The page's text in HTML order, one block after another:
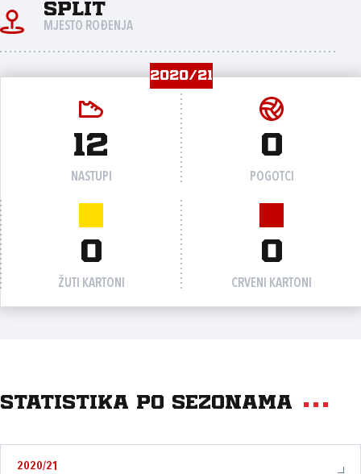
Split
MJESTO ROĐENJA
2020/21
12
NASTUPI
0
POGOTCI
0
ŽUTI KARTONI
0
CRVENI KARTONI
Statistika po sezonama
2020/21